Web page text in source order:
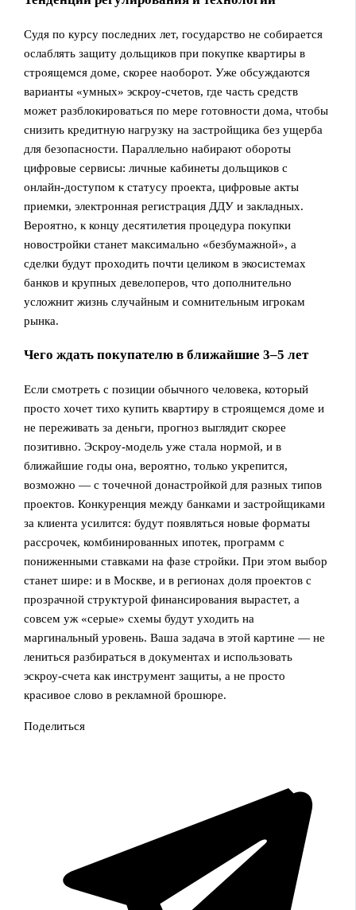
Судя по курсу последних лет, государство не собирается
ослаблять защиту дольщиков при покупке квартиры в
строящемся доме, скорее наоборот. Уже обсуждаются
варианты «умных» эскроу‑счетов, где часть средств
может разблокироваться по мере готовности дома, чтобы
снизить кредитную нагрузку на застройщика без ущерба
для безопасности. Параллельно набирают обороты
цифровые сервисы: личные кабинеты дольщиков с
онлайн‑доступом к статусу проекта, цифровые акты
приемки, электронная регистрация ДДУ и закладных.
Вероятно, к концу десятилетия процедура покупки
новостройки станет максимально «безбумажной», а
сделки будут проходить почти целиком в экосистемах
банков и крупных девелоперов, что дополнительно
усложнит жизнь случайным и сомнительным игрокам
рынка.
Чего ждать покупателю в ближайшие 3–5 лет
Если смотреть с позиции обычного человека, который
просто хочет тихо купить квартиру в строящемся доме и
не переживать за деньги, прогноз выглядит скорее
позитивно. Эскроу‑модель уже стала нормой, и в
ближайшие годы она, вероятно, только укрепится,
возможно — с точечной донастройкой для разных типов
проектов. Конкуренция между банками и застройщиками
за клиента усилится: будут появляться новые форматы
рассрочек, комбинированных ипотек, программ с
пониженными ставками на фазе стройки. При этом выбор
станет шире: и в Москве, и в регионах доля проектов с
прозрачной структурой финансирования вырастет, а
совсем уж «серые» схемы будут уходить на
маргинальный уровень. Ваша задача в этой картине — не
лениться разбираться в документах и использовать
эскроу‑счета как инструмент защиты, а не просто
красивое слово в рекламной брошюре.
Поделиться